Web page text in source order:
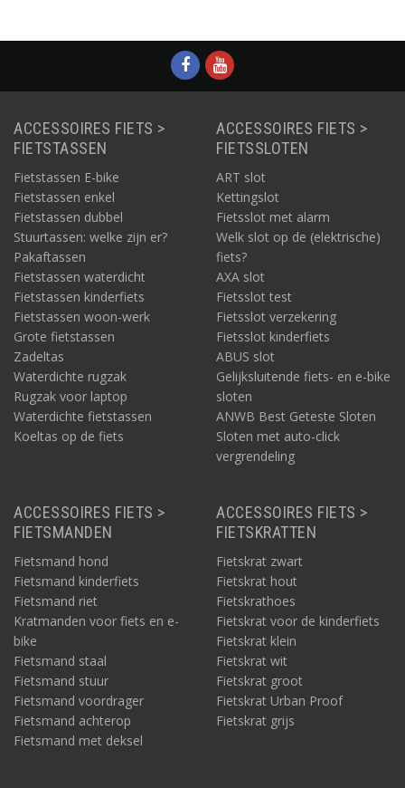
ACCESSOIRES FIETS >
FIETSTASSEN
Fietstassen E-bike
Fietstassen enkel
Fietstassen dubbel
Stuurtassen: welke zijn er?
Pakaftassen
Fietstassen waterdicht
Fietstassen kinderfiets
Fietstassen woon-werk
Grote fietstassen
Zadeltas
Waterdichte rugzak
Rugzak voor laptop
Waterdichte fietstassen
Koeltas op de fiets
ACCESSOIRES FIETS >
FIETSSLOTEN
ART slot
Kettingslot
Fietsslot met alarm
Welk slot op de (elektrische)
fiets?
AXA slot
Fietsslot test
Fietsslot verzekering
Fietsslot kinderfiets
ABUS slot
Gelijksluitende fiets- en e-bike
sloten
ANWB Best Geteste Sloten
Sloten met auto-click
vergrendeling
ACCESSOIRES FIETS >
FIETSMANDEN
Fietsmand hond
Fietsmand kinderfiets
Fietsmand riet
Kratmanden voor fiets en e-
bike
Fietsmand staal
Fietsmand stuur
Fietsmand voordrager
Fietsmand achterop
Fietsmand met deksel
ACCESSOIRES FIETS >
FIETSKRATTEN
Fietskrat zwart
Fietskrat hout
Fietskrathoes
Fietskrat voor de kinderfiets
Fietskrat klein
Fietskrat wit
Fietskrat groot
Fietskrat Urban Proof
Fietskrat grijs